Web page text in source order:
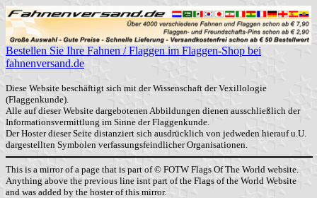
Bestellen Sie Ihre Fahnen / Flaggen im Flaggen-Shop bei
fahnenversand.de
Diese Website beschäftigt sich mit der Wissenschaft der Vexillologie
(Flaggenkunde).
Alle auf dieser Website dargebotenen Abbildungen dienen ausschließlich der
Informationsvermittlung im Sinne der Flaggenkunde.
Der Hoster dieser Seite distanziert sich ausdrücklich von jedweden hierauf u.U.
dargestellten Symbolen verfassungsfeindlicher Organisationen.
This is a mirror of a page that is part of © FOTW Flags Of The World website.
Anything above the previous line isnt part of the Flags of the World Website
and was added by the hoster of this mirror.